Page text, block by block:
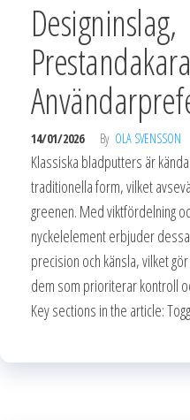
Designinslag,
14/01/2026 By OLA SVENSSON
Klassiska bladputters är
traditionella form, vilket
greenen. Med viktfördelning
nyckelelement erbjuder
precision och känsla, vilket
dem som prioriterar kontroll
Key sections in the article: